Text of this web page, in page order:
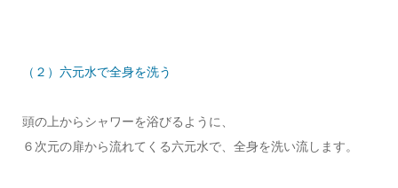
（２）六元水で全身を洗う
頭の上からシャワーを浴びるように、
６次元の扉から流れてくる六元水で、全身を洗い流します。